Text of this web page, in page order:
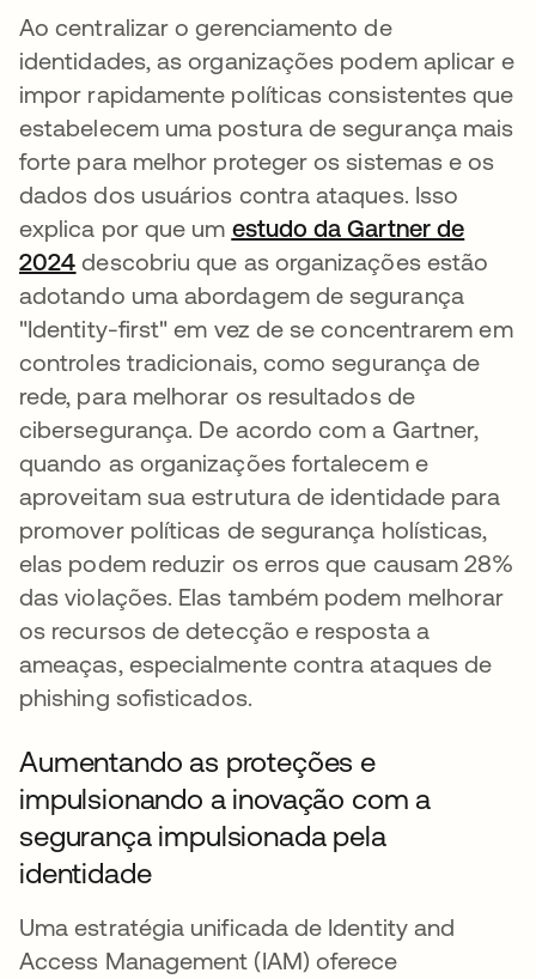
Ao centralizar o gerenciamento de
identidades, as organizações podem aplicar e
impor rapidamente políticas consistentes que
estabelecem uma postura de segurança mais
forte para melhor proteger os sistemas e os
dados dos usuários contra ataques. Isso
explica por que um estudo da Gartner de
2024 abre em uma nova guia
descobriu que as organizações estão
adotando uma abordagem de segurança
"Identity-first" em vez de se concentrarem em
controles tradicionais, como segurança de
rede, para melhorar os resultados de
cibersegurança. De acordo com a Gartner,
quando as organizações fortalecem e
aproveitam sua estrutura de identidade para
promover políticas de segurança holísticas,
elas podem reduzir os erros que causam 28%
das violações. Elas também podem melhorar
os recursos de detecção e resposta a
ameaças, especialmente contra ataques de
phishing sofisticados.
Aumentando as proteções e
impulsionando a inovação com a
segurança impulsionada pela
identidade
Uma estratégia unificada de Identity and
Access Management (IAM) oferece